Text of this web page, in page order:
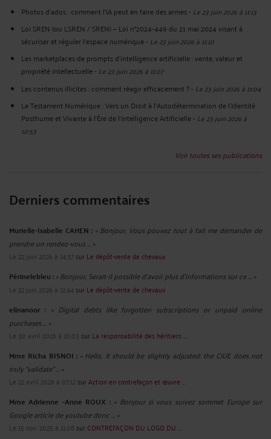
Photos d’ados : comment l’IA peut en faire des armes- Le 23 juin 2026 à 11:13
Loi SREN (ou LSREN / SREN) — Loi n°2024-449 du 21 mai 2024 visant à
sécuriser et réguler l’espace numérique- Le 23 juin 2026 à 11:10
Les marketplaces de prompts d’intelligence artificielle : vente, valeur et
propriété intellectuelle- Le 23 juin 2026 à 11:07
Les contenus illicites : comment réagir efficacement ?- Le 23 juin 2026 à 11:04
Le Testament Numérique : Vers un Droit à l'Autodétermination de l'Identité
Posthume et Vivante à l'Ère de l'Intelligence Artificielle- Le 23 juin 2026 à
10:53
Voir toutes ses publications
Derniers commentaires
Murielle-Isabelle CAHEN : « Bonjour, Vous pouvez tout à fait me demander de
prendre un rendez-vous ... »
Le 22 juin 2026 à 14:37sur Le dépôt-vente de chevaux
Périnelebleu :« Bonjour, Serait-il possible d'avoir plus d'informations sur ce ... »
Le 22 juin 2026 à 12:44 sur Le dépôt-vente de chevaux
elinanoor : « Digital debts like forgotten subscriptions or unpaid online
purchases ... »
Le 30 avril 2026 à 10:03 sur La responsabilité des héritiers ...
Mme Richa BISNOI : « Hello, It should be slightly adjusted: the CJUE does not
truly “validate” ... »
Le 22 avril 2026 à 07:12surAction en contrefaçon et œuvre ...
Mme Adrienne -Anne ROUX : « Bonjour si vous suivez sommet Europe sur
Google article de youtube donc ... »
Le 15 nov. 2025 à 11:08 sur CONTREFAÇON DU LOGO DU ...